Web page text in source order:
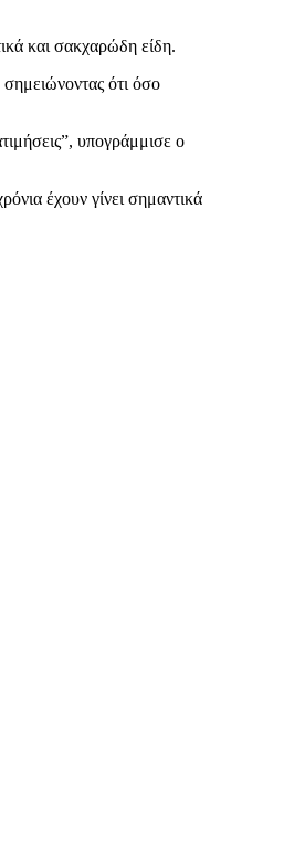
και σακχαρώδη είδη.
ότι όσο
υπογράμμισε ο
έχουν γίνει σημαντικά